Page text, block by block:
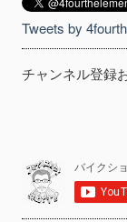
Tweets by
チャンネル登録